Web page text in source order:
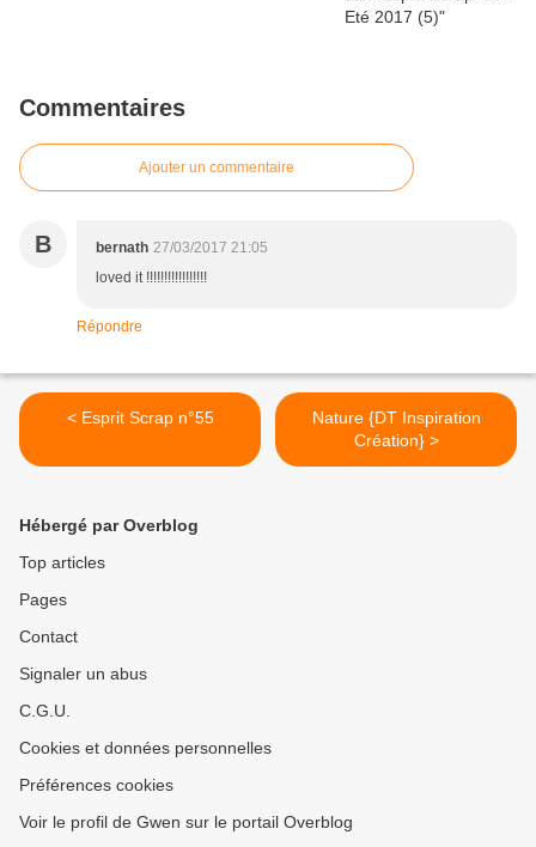
Commentaires
Ajouter un commentaire
B bernath 27/03/2017 21:05
loved it !!!!!!!!!!!!!!!!!
Répondre
< Esprit Scrap n°55
Nature {DT Inspiration
Création} >
Hébergé par Overblog
Top articles
Pages
Contact
Signaler un abus
C.G.U.
Cookies et données personnelles
Préférences cookies
Voir le profil de Gwen sur le portail Overblog